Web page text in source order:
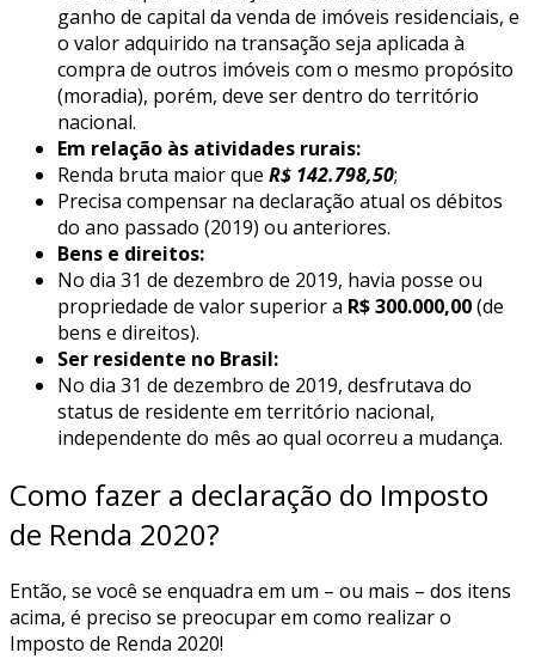
ganho de capital da venda de imóveis residenciais, e
o valor adquirido na transação seja aplicada à
compra de outros imóveis com o mesmo propósito
(moradia), porém, deve ser dentro do território
nacional.
Em relação às atividades rurais:
Renda bruta maior que R$ 142.798,50;
Precisa compensar na declaração atual os débitos
do ano passado (2019) ou anteriores.
Bens e direitos:
No dia 31 de dezembro de 2019, havia posse ou
propriedade de valor superior a R$ 300.000,00(de
bens e direitos).
Ser residente no Brasil:
No dia 31 de dezembro de 2019, desfrutava do
status de residente em território nacional,
independente do mês ao qual ocorreu a mudança.
Como fazer a declaração do Imposto
de Renda 2020?
Então, se você se enquadra em um – ou mais – dos itens
acima, é preciso se preocupar em como realizar o
Imposto de Renda 2020!